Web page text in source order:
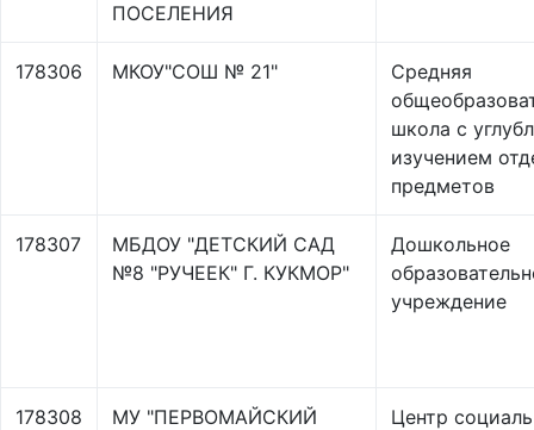
ПОСЕЛЕНИЯ
178306 МКОУ"СОШ № 21"
Средняя
школа с
изучением
предметов
178307
МБДОУ "ДЕТСКИЙ САД
№8 "РУЧЕЕК" Г. КУКМОР"
Дошкольное
учреждение
178308
МУ "ПЕРВОМАЙСКИЙ
Центр